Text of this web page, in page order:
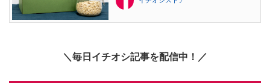
＼毎日イチオシ記事を配信中！／